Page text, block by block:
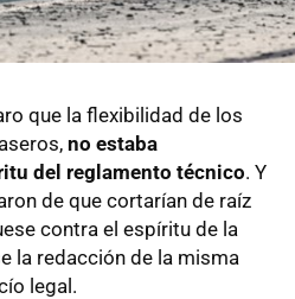
que la flexibilidad de los
no estaba
del reglamento técnico. Y
de que cortarían de raíz
contra el espíritu de la
la redacción de la misma
legal.